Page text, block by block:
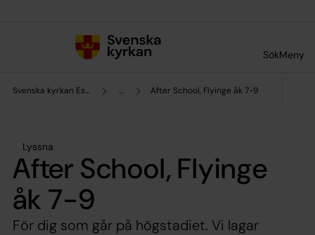
SökMeny
Svenska kyrkan Eslöv ... After School, Flyinge åk 7-9
Lyssna
After School, Flyinge
åk 7-9
För dig som går på högstadiet. Vi lagar